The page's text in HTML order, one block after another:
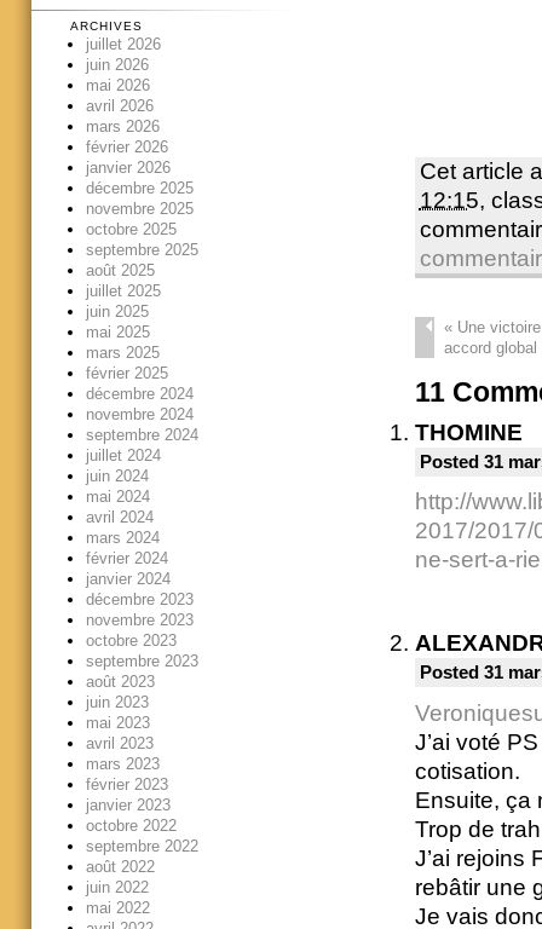
Cet article
12:15,
«Une victoire
accord global
11
THOMINE
Posted 31
http://
2017/2017/
ne-sert-a-
Posted 31
J’ai voté
cotisation.
Ensuite, ça
Trop de
J’ai rejoins
rebâtir une
Je vais
ARCHIVES
juillet 2026
juin 2026
mai 2026
avril 2026
mars 2026
février 2026
janvier 2026
décembre 2025
novembre 2025
octobre 2025
septembre 2025
août 2025
juillet 2025
juin 2025
mai 2025
mars 2025
février 2025
décembre 2024
novembre 2024
septembre 2024
juillet 2024
juin 2024
mai 2024
avril 2024
mars 2024
février 2024
janvier 2024
décembre 2023
novembre 2023
octobre 2023
septembre 2023
août 2023
juin 2023
mai 2023
avril 2023
mars 2023
février 2023
janvier 2023
octobre 2022
septembre 2022
août 2022
juin 2022
mai 2022